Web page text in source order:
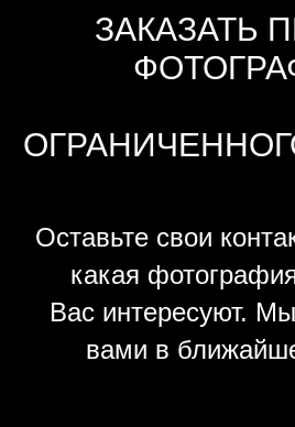
ЗАКАЗАТЬ
Оставьте свои
какая
Вас интересуют.
вами в